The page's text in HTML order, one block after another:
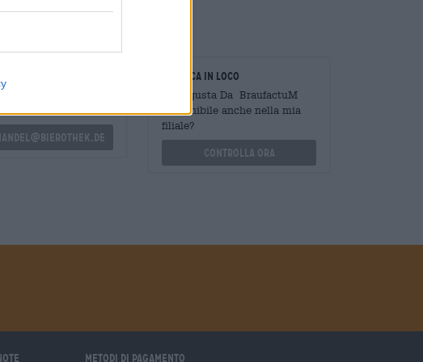
Verifica in loco
È Progusta Da BraufactuM
Disponibile anche nella mia
filiale?
Controlla ora
Metodi di pagamento